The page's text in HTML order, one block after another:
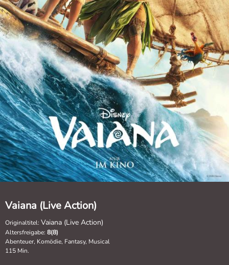
Vaiana (Live Action)
Originaltitel: Vaiana (Live Action)
Altersfreigabe: 8(8)
Abenteuer, Komödie, Fantasy, Musical
115 Min.